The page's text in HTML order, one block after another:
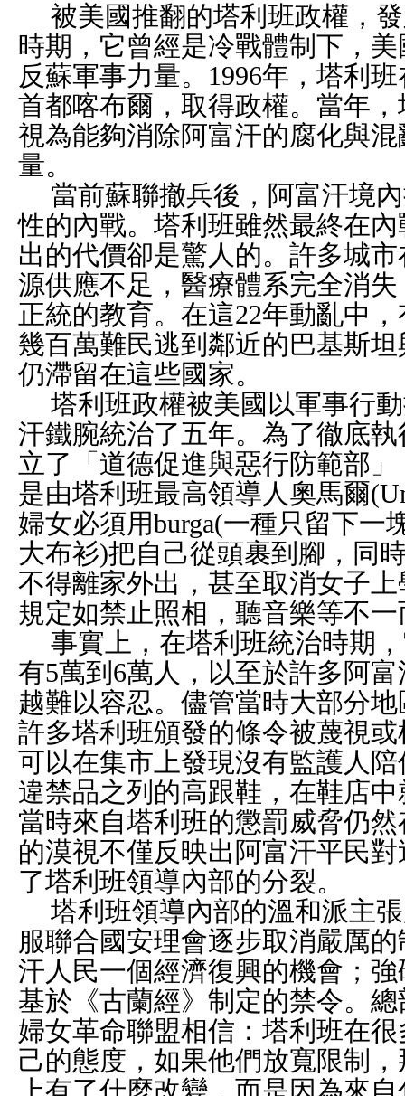
被美國推翻的塔利班政權，
時期，它曾經是冷戰體制下，
反蘇軍事力量。 1996年，塔利
首都喀布爾，取得政權。當年
視為能夠消除阿富汗的腐化與
量。
當前蘇聯撤兵後，阿富汗境
性的內戰。塔利班雖然最終在
出的代價卻是驚人的。許多城
源供應不足，醫療體系完全消
正統的教育。在這22年動亂中
幾百萬難民逃到鄰近的巴基斯
仍滯留在這些國家。
塔利班政權被美國以軍事行
汗鐵腕統治了五年。為了徹底
立了「道德促進與惡行防範部
是由塔利班最高領導人奧馬爾
婦女必須用burga(一種只留下一
大布衫)把自己從頭裹到腳，同
不得離家外出，甚至取消女子
規定如禁止照相，聽音樂等不
事實上，在塔利班統治時期
有5萬到 6萬人，以至於許多阿
越難以容忍。儘管當時大部分
許多塔利班頒發的條令被蔑視
可以在集市上發現沒有監護人
違禁品之列的高跟鞋，在鞋店
當時來自塔利班的懲罰威脅仍
的漠視不僅反映出阿富汗平民
了塔利班領導內部的分裂。
塔利班領導內部的溫和派主
服聯合國安理會逐步取消嚴厲
汗人民一個經濟復興的機會；
基於《古蘭經》制定的禁令。
婦女革命聯盟相信：塔利班在
己的態度，如果他們放寬限制